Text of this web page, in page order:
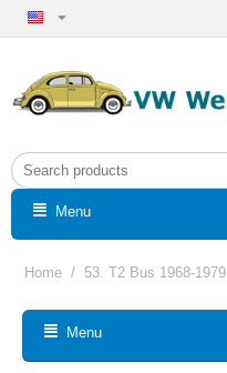
Menu
Home / 53. T2 Bus 1968-1979
Menu